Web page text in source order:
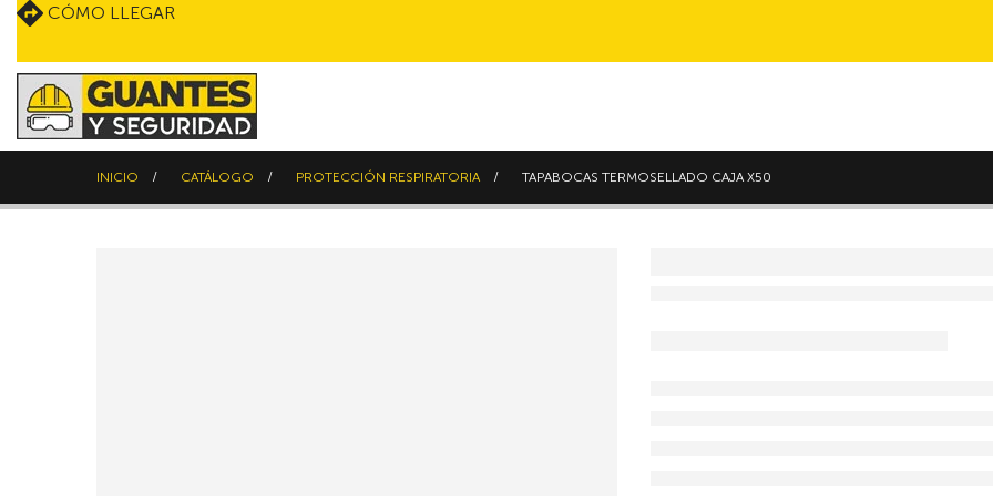
CÓMO LLEGAR
INICIO CATÁLOGO PROTECCIÓN RESPIRATORIA TAPABOCAS TERMOSELLADO CAJA X50